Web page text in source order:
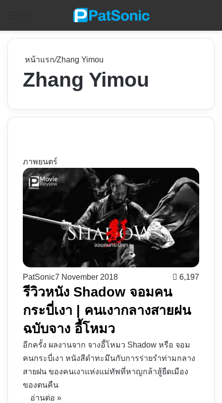
หน้าแรก/Zhang Yimou
Zhang Yimou
ภาพยนตร์
PatSonic7 November 2018 6,197
รีวิวหนัง Shadow จอมคน
กระบี่เงา | คนเงากลางสายฝน
ฉบับจาง อี้โหมว
อีกครั้ง ผลงานจาก จางอี้โหมว Shadow หรือ จอม
คนกระบี่เงา หนังสีดำทะมึนกับการร่ายรำท่ามกลาง
สายฝน ของคนเงาแห่งแม่ทัพที่หาญกล้าสู้ยืดเมือง
ของตนคืน
อ่านต่อ »